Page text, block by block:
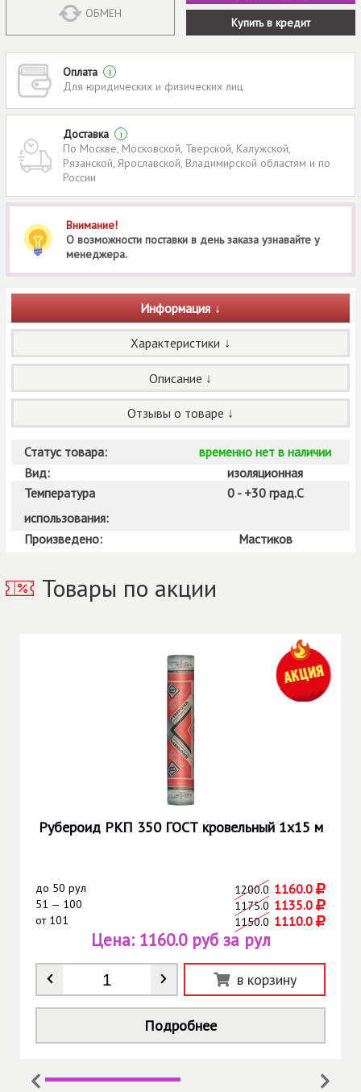
ОБМЕН
Купить в кредит
Оплата
i
Для юридических и физических лиц
Доставка
i
По Москве, Московской, Тверской, Калужской,
Рязанской, Ярославской, Владимирской областям и по
России
Внимание!
О возможности поставки в день заказа узнавайте у
менеджера.
Информация
Характеристики
Описание
Отзывы о товаре
Статус товара:
временно нет в наличии
Вид:
изоляционная
Температура
использования:
0 - +30 град.С
Произведено: Мастиков
Товары по акции
Рубероид РКП 350 ГОСТ кровельный 1х15 м
до 50 рул 1200.0 1160.0
51 — 100 1175.0 1135.0
от101 1150.0 1110.0
Количество *
Цена: 1160.0 руб за рул
в корзину
Подробнее